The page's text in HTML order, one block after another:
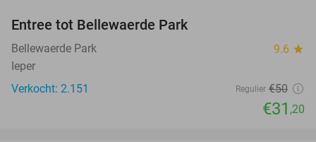
Entree tot Bellewaerde Park
Bellewaerde Park 9.6 star
Ieper
Verkocht: 2.151
Regulier €50
€31 ,20